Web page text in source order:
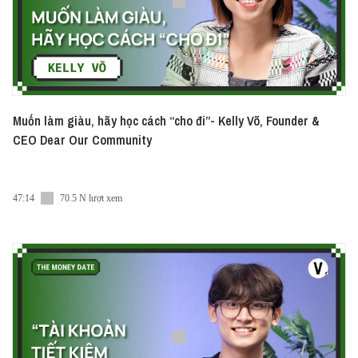
Muốn làm giàu, hãy học cách “cho đi”- Kelly Võ, Founder &
CEO Dear Our Community
47:14 70.5 N lượt xem